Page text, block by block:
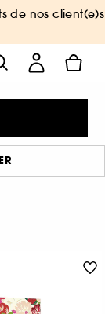
de nos client(e)s